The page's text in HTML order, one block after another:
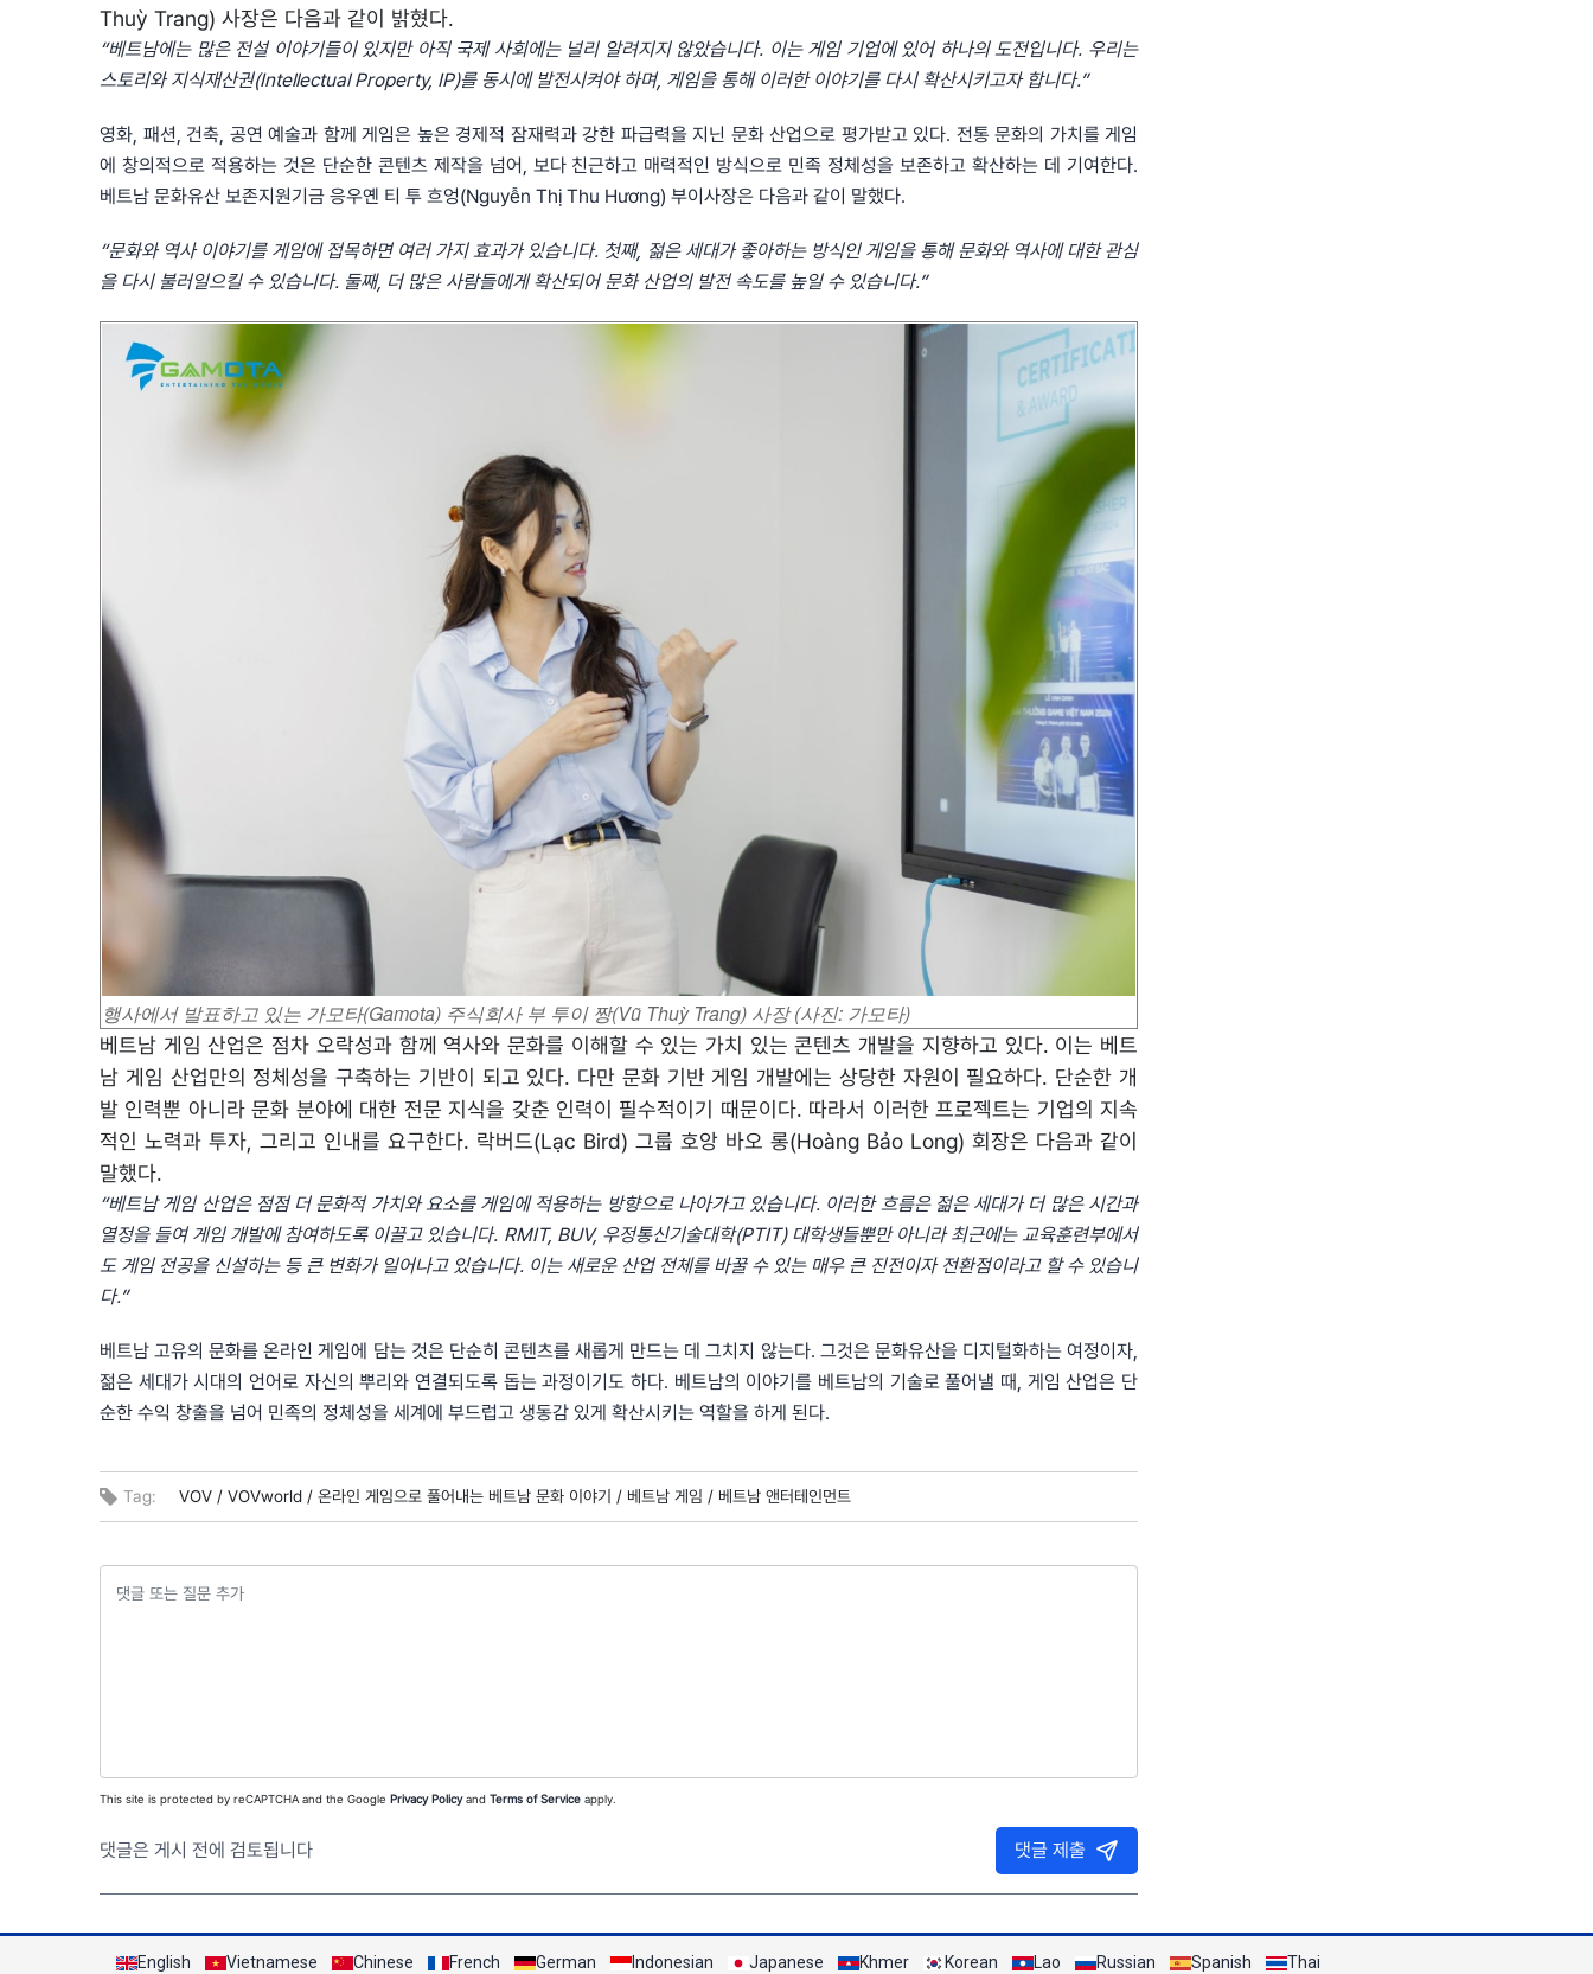
Thuỳ Trang) 사장은 다음과 같이 밝혔다.
“베트남에는 많은 전설 이야기들이 있지만 아직 국제 사회에는 널리 알려지지 않았습니다. 이는 게임 기업에 있어 하나의 도전입니다. 우리는
스토리와 지식재산권(Intellectual Property, IP)를 동시에 발전시켜야 하며, 게임을 통해 이러한 이야기를 다시 확산시키고자 합니다.”
영화, 패션, 건축, 공연 예술과 함께 게임은 높은 경제적 잠재력과 강한 파급력을 지닌 문화 산업으로 평가받고 있다. 전통 문화의 가치를 게임
에 창의적으로 적용하는 것은 단순한 콘텐츠 제작을 넘어, 보다 친근하고 매력적인 방식으로 민족 정체성을 보존하고 확산하는 데 기여한다.
베트남 문화유산 보존지원기금 응우옌 티 투 흐엉(Nguyễn Thị Thu Hương) 부이사장은 다음과 같이 말했다.
“문화와 역사 이야기를 게임에 접목하면 여러 가지 효과가 있습니다. 첫째, 젊은 세대가 좋아하는 방식인 게임을 통해 문화와 역사에 대한 관심
을 다시 불러일으킬 수 있습니다. 둘째, 더 많은 사람들에게 확산되어 문화 산업의 발전 속도를 높일 수 있습니다.”
행사에서 발표하고 있는 가모타(Gamota) 주식회사 부 투이 짱(Vũ Thuỳ Trang) 사장 (사진: 가모타)
베트남 게임 산업은 점차 오락성과 함께 역사와 문화를 이해할 수 있는 가치 있는 콘텐츠 개발을 지향하고 있다. 이는 베트
남 게임 산업만의 정체성을 구축하는 기반이 되고 있다. 다만 문화 기반 게임 개발에는 상당한 자원이 필요하다. 단순한 개
발 인력뿐 아니라 문화 분야에 대한 전문 지식을 갖춘 인력이 필수적이기 때문이다. 따라서 이러한 프로젝트는 기업의 지속
적인 노력과 투자, 그리고 인내를 요구한다. 락버드(Lạc Bird) 그룹 호앙 바오 롱(Hoàng Bảo Long) 회장은 다음과 같이
말했다.
“베트남 게임 산업은 점점 더 문화적 가치와 요소를 게임에 적용하는 방향으로 나아가고 있습니다. 이러한 흐름은 젊은 세대가 더 많은 시간과
열정을 들여 게임 개발에 참여하도록 이끌고 있습니다. RMIT, BUV, 우정통신기술대학(PTIT) 대학생들뿐만 아니라 최근에는 교육훈련부에서
도 게임 전공을 신설하는 등 큰 변화가 일어나고 있습니다. 이는 새로운 산업 전체를 바꿀 수 있는 매우 큰 진전이자 전환점이라고 할 수 있습니
다.”
베트남 고유의 문화를 온라인 게임에 담는 것은 단순히 콘텐츠를 새롭게 만드는 데 그치지 않는다. 그것은 문화유산을 디지털화하는 여정이자,
젊은 세대가 시대의 언어로 자신의 뿌리와 연결되도록 돕는 과정이기도 하다. 베트남의 이야기를 베트남의 기술로 풀어낼 때, 게임 산업은 단
순한 수익 창출을 넘어 민족의 정체성을 세계에 부드럽고 생동감 있게 확산시키는 역할을 하게 된다.
Tag: VOV / VOVworld / 온라인 게임으로 풀어내는 베트남 문화 이야기 / 베트남 게임 / 베트남 앤터테인먼트
This site is protected by reCAPTCHA and the Google Privacy Policyand Terms of Service apply.
댓글은 게시 전에 검토됩니다 댓글 제출
English Vietnamese Chinese French German Indonesian Japanese Khmer Korean Lao Russian Spanish Thai